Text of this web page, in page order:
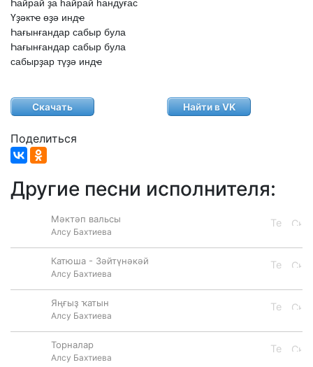
Һайрай ҙа һайрай һандуғас
Үҙәктҽ өҙә индҽ
Һағынғандар сабыр була
Һағынғандар сабыр була
сабырҙар түҙә индҽ
Скачать Найти в VK
Поделиться
Другие песни исполнителя:
Мәктәп вальсы
Алсу Бахтиева
Катюша - Зәйтүнәкәй
Алсу Бахтиева
Яңғыҙ ҡатын
Алсу Бахтиева
Торналар
Алсу Бахтиева